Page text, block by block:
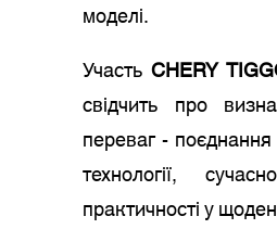
моделі.
Участь CHERY
свідчить про
переваг - поєднання
технології,
практичності у